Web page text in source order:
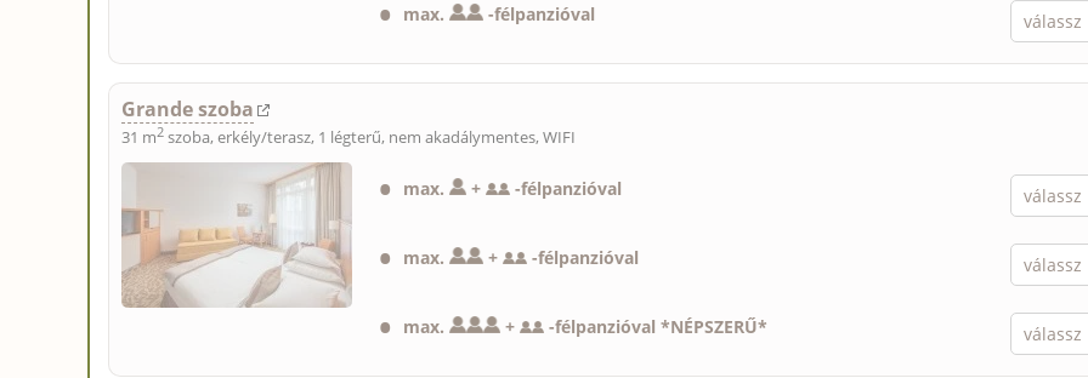
max. -félpanzióval
Grande szoba
31 m2 szoba, erkély/terasz, 1 légterű, nem akadálymentes, WIFI
max. + -félpanzióval
max. + -félpanzióval
max. + -félpanzióval *NÉPSZERŰ*